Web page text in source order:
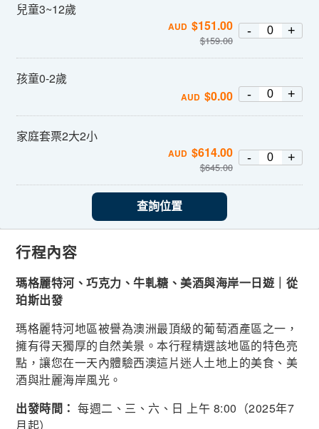
兒童3~12歲
AUD $151.00
$159.00
- +
孩童0-2歲
AUD $0.00 - +
家庭套票2大2小
AUD $614.00
$645.00
- +
查詢位置
行程內容
瑪格麗特河、巧克力、牛軋糖、美酒與海岸一日遊｜從
珀斯出發
瑪格麗特河地區被譽為澳洲最頂級的葡萄酒產區之一，
擁有得天獨厚的自然美景。本行程精選該地區的特色亮
點，讓您在一天內體驗西澳這片迷人土地上的美食、美
酒與壯麗海岸風光。
出發時間： 每週二、三、六、日 上午 8:00（2025年7
月起）